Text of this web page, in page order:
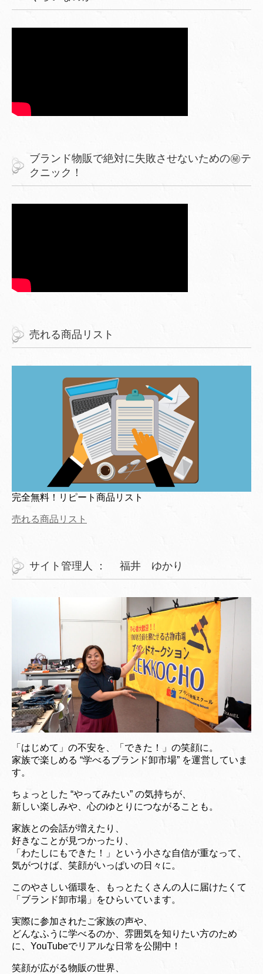
ブランド物販で絶対に失敗させないための㊙︎テ
クニック！
売れる商品リスト
完全無料！リピート商品リスト
売れる商品リスト
サイト管理人 ： 福井 ゆかり
「はじめて」の不安を、「できた！」の笑顔に。
家族で楽しめる “学べるブランド卸市場” を運営していま
す。
ちょっとした “やってみたい” の気持ちが、
新しい楽しみや、心のゆとりにつながることも。
家族との会話が増えたり、
好きなことが見つかったり、
「わたしにもできた！」という小さな自信が重なって、
気がつけば、笑顔がいっぱいの日々に。
このやさしい循環を、もっとたくさんの人に届けたくて
「ブランド卸市場」をひらいています。
実際に参加されたご家族の声や、
どんなふうに学べるのか、雰囲気を知りたい方のため
に、YouTubeでリアルな日常を公開中！
笑顔が広がる物販の世界、